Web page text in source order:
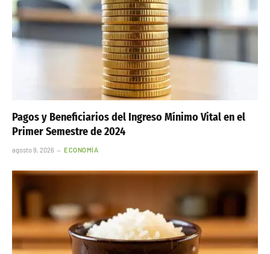
Pagos y Beneficiarios del Ingreso Mínimo Vital en el
Primer Semestre de 2024
agosto 9, 2026 ECONOMÍA